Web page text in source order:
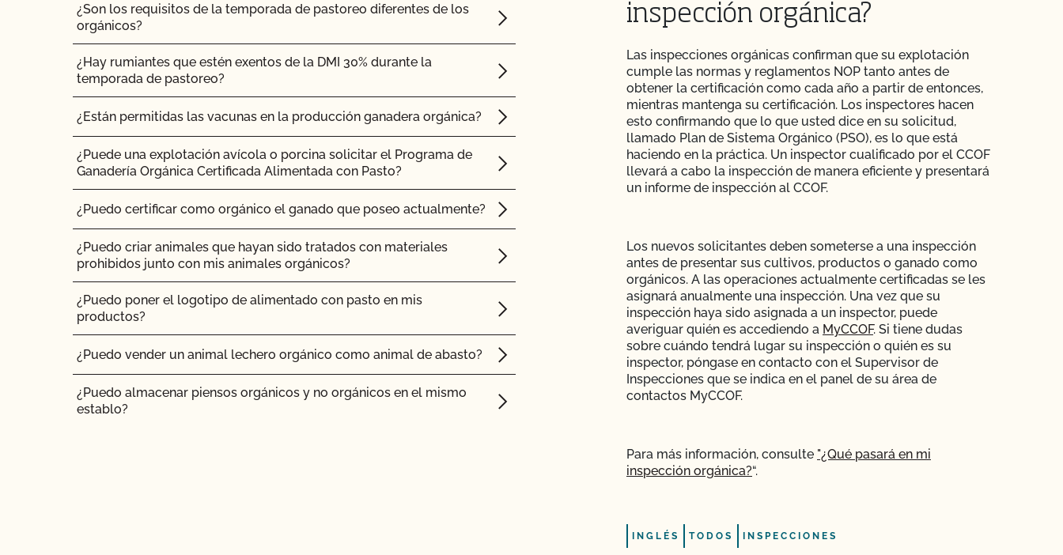
¿Son los requisitos de la temporada de pastoreo diferentes de los
orgánicos?
¿Hay rumiantes que estén exentos de la DMI 30% durante la
temporada de pastoreo?
¿Están permitidas las vacunas en la producción ganadera orgánica?
¿Puede una explotación avícola o porcina solicitar el Programa de
Ganadería Orgánica Certificada Alimentada con Pasto?
¿Puedo certificar como orgánico el ganado que poseo actualmente?
¿Puedo criar animales que hayan sido tratados con materiales
prohibidos junto con mis animales orgánicos?
¿Puedo poner el logotipo de alimentado con pasto en mis
productos?
¿Puedo vender un animal lechero orgánico como animal de abasto?
¿Puedo almacenar piensos orgánicos y no orgánicos en el mismo
establo?
inspección orgánica?
Las inspecciones orgánicas confirman que su explotación
cumple las normas y reglamentos NOP tanto antes de
obtener la certificación como cada año a partir de entonces,
mientras mantenga su certificación. Los inspectores hacen
esto confirmando que lo que usted dice en su solicitud,
llamado Plan de Sistema Orgánico (PSO), es lo que está
haciendo en la práctica. Un inspector cualificado por el CCOF
llevará a cabo la inspección de manera eficiente y presentará
un informe de inspección al CCOF.
Los nuevos solicitantes deben someterse a una inspección
antes de presentar sus cultivos, productos o ganado como
orgánicos. A las operaciones actualmente certificadas se les
asignará anualmente una inspección. Una vez que su
inspección haya sido asignada a un inspector, puede
averiguar quién es accediendo a MyCCOF. Si tiene dudas
sobre cuándo tendrá lugar su inspección o quién es su
inspector, póngase en contacto con el Supervisor de
Inspecciones que se indica en el panel de su área de
contactos MyCCOF.
Para más información, consulte "¿Qué pasará en mi
inspección orgánica?“.
INGLÉS TODOS INSPECCIONES